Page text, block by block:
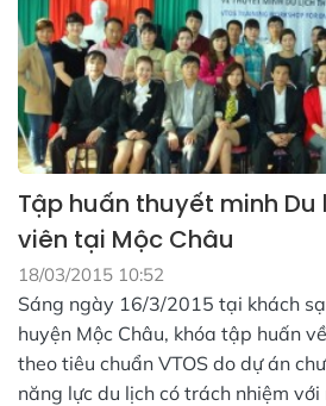
Tập huấn thuyết minh Du
viên tại Mộc Châu
18/03/2015 10:52
Sáng ngày 16/3/2015 tại khách
huyện Mộc Châu, khóa tập huấn
theo tiêu chuẩn VTOS do dự án
năng lực du lịch có trách nhiệm với